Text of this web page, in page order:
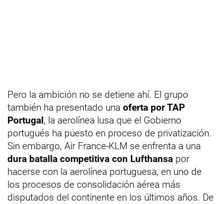
Pero la ambición no se detiene ahí. El grupo
también ha presentado una oferta por TAP
Portugal, la aerolínea lusa que el Gobierno
portugués ha puesto en proceso de privatización.
Sin embargo, Air France-KLM se enfrenta a una
dura batalla competitiva con Lufthansa por
hacerse con la aerolínea portuguesa, en uno de
los procesos de consolidación aérea más
disputados del continente en los últimos años. De